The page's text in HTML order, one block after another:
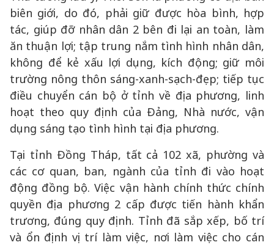
biên giới, do đó, phải giữ được hòa bình, hợp
tác, giúp đỡ nhân dân 2 bên đi lại an toàn, làm
ăn thuận lợi; tập trung nắm tình hình nhân dân,
không để kẻ xấu lợi dụng, kích động; giữ môi
trường nông thôn sáng-xanh-sạch-đẹp; tiếp tục
điều chuyển cán bộ ở tỉnh về địa phương, linh
hoạt theo quy định của Đảng, Nhà nước, vận
dụng sáng tạo tình hình tại địa phương.
Tại tỉnh Đồng Tháp, tất cả 102 xã, phường và
các cơ quan, ban, ngành của tỉnh đi vào hoạt
động đồng bộ. Việc vận hành chính thức chính
quyền địa phương 2 cấp được tiến hành khẩn
trương, đúng quy định. Tỉnh đã sắp xếp, bố trí
và ổn định vị trí làm việc, nơi làm việc cho cán